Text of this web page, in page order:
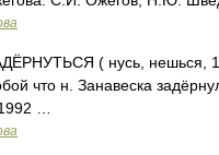
( нусь, нешься, 1
что н. Занавеска
…